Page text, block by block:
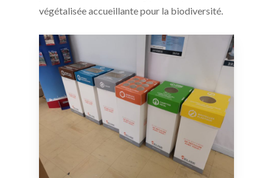
végétalisée accueillante pour la biodiversité.